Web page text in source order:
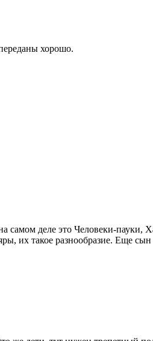
хорошо.
самом деле это Человеки-пауки,
их такое разнообразие. Еще сын